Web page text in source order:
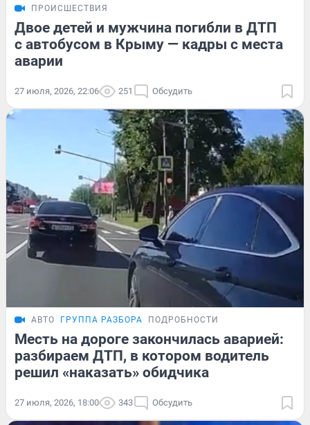
ПРОИСШЕСТВИЯ
Двое детей и мужчина погибли в ДТП
с автобусом в Крыму — кадры с места
аварии
27 июля, 2026, 22:06 251 Обсудить
АВТО ГРУППА РАЗБОРА ПОДРОБНОСТИ
Месть на дороге закончилась аварией:
разбираем ДТП, в котором водитель
решил «наказать» обидчика
27 июля, 2026, 18:00 343 Обсудить